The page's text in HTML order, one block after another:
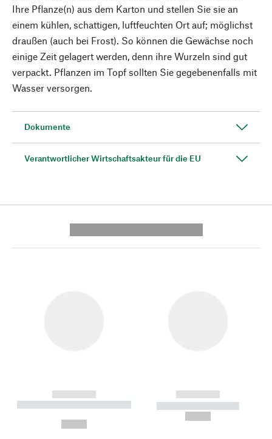
Ihre Pflanze(n) aus dem Karton und stellen Sie sie an
einem kühlen, schattigen, luftfeuchten Ort auf; möglichst
draußen (auch bei Frost). So können die Gewächse noch
einige Zeit gelagert werden, denn ihre Wurzeln sind gut
verpackt. Pflanzen im Topf sollten Sie gegebenenfalls mit
Wasser versorgen.
Dokumente
Verantwortlicher Wirtschaftsakteur für die EU
------------
----------- ----------- --------
------------
----------- -----------